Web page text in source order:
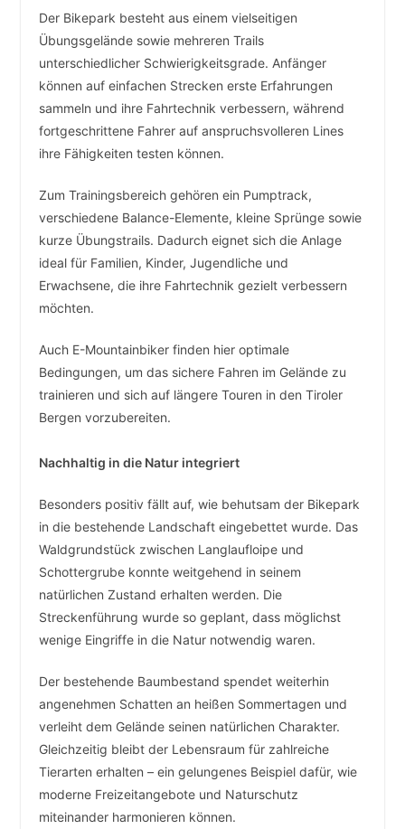
Der Bikepark besteht aus einem vielseitigen
Übungsgelände sowie mehreren Trails
unterschiedlicher Schwierigkeitsgrade. Anfänger
können auf einfachen Strecken erste Erfahrungen
sammeln und ihre Fahrtechnik verbessern, während
fortgeschrittene Fahrer auf anspruchsvolleren Lines
ihre Fähigkeiten testen können.
Zum Trainingsbereich gehören ein Pumptrack,
verschiedene Balance-Elemente, kleine Sprünge sowie
kurze Übungstrails. Dadurch eignet sich die Anlage
ideal für Familien, Kinder, Jugendliche und
Erwachsene, die ihre Fahrtechnik gezielt verbessern
möchten.
Auch E-Mountainbiker finden hier optimale
Bedingungen, um das sichere Fahren im Gelände zu
trainieren und sich auf längere Touren in den Tiroler
Bergen vorzubereiten.
Nachhaltig in die Natur integriert
Besonders positiv fällt auf, wie behutsam der Bikepark
in die bestehende Landschaft eingebettet wurde. Das
Waldgrundstück zwischen Langlaufloipe und
Schottergrube konnte weitgehend in seinem
natürlichen Zustand erhalten werden. Die
Streckenführung wurde so geplant, dass möglichst
wenige Eingriffe in die Natur notwendig waren.
Der bestehende Baumbestand spendet weiterhin
angenehmen Schatten an heißen Sommertagen und
verleiht dem Gelände seinen natürlichen Charakter.
Gleichzeitig bleibt der Lebensraum für zahlreiche
Tierarten erhalten – ein gelungenes Beispiel dafür, wie
moderne Freizeitangebote und Naturschutz
miteinander harmonieren können.